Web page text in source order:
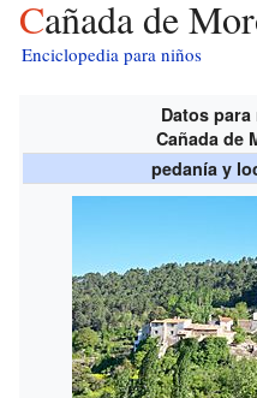
Cañada de
Enciclopedia para niños
Datos
Cañada de
pedanía y